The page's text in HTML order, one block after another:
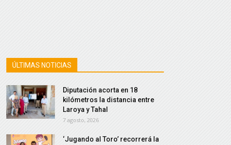
ÚLTIMAS NOTICIAS
Diputación acorta en 18
kilómetros la distancia entre
Laroya y Tahal
7 agosto, 2026
‘Jugando al Toro’ recorrerá la